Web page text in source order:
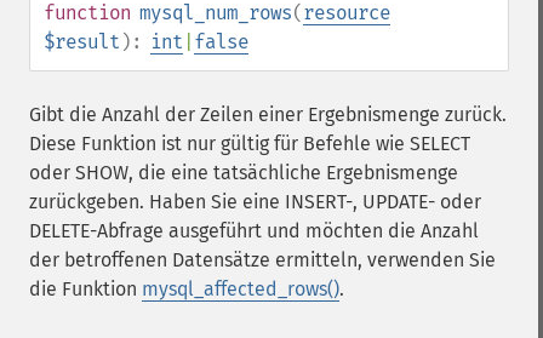
function mysql_num_rows(resource
$result ): int false
Gibt die Anzahl der Zeilen einer Ergebnismenge zurück.
Diese Funktion ist nur gültig für Befehle wie SELECT
oder SHOW, die eine tatsächliche Ergebnismenge
zurückgeben. Haben Sie eine INSERT-, UPDATE- oder
DELETE-Abfrage ausgeführt und möchten die Anzahl
der betroffenen Datensätze ermitteln, verwenden Sie
die Funktion mysql_affected_rows().